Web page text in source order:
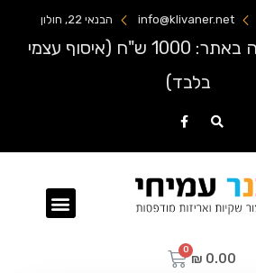
info@klivaner.net הבנאי 22, חולון
מינימום רכישה באתר: 1000 ש"ח (איסוף עצמי
בלבד)
₪ 0.00